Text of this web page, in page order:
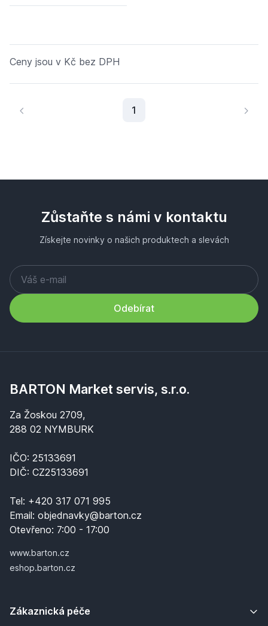
Ceny jsou v Kč bez DPH
1
Zůstaňte s námi v kontaktu
Získejte novinky o našich produktech a slevách
Odebírat
BARTON Market servis, s.r.o.
Za Žoskou 2709,
288 02 NYMBURK
IČO: 25133691
DIČ: CZ25133691
Tel: +420 317 071 995
Email: objednavky@barton.cz
Otevřeno: 7:00 - 17:00
www.barton.cz
eshop.barton.cz
Zákaznická péče